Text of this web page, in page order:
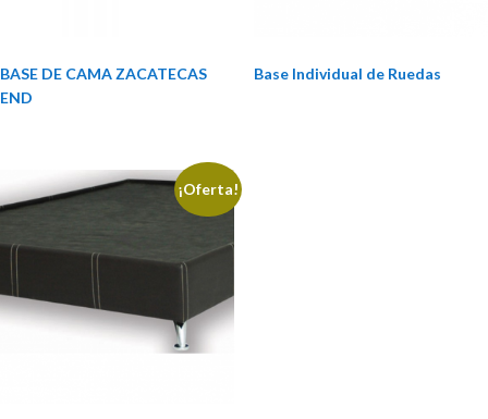
BASE DE CAMA ZACATECAS
END
Base Individual de Ruedas
¡Oferta!